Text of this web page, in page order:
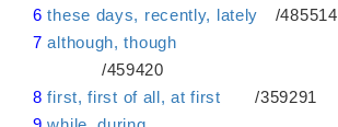
6 these days, recently, lately /485514
7 although, though
/459420
8 first, first of all, at first /359291